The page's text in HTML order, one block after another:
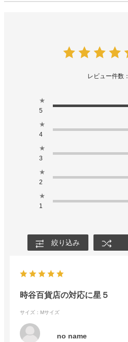
レビュー件数：
★
5
★
4
★
3
★
2
★
1
絞り込み
時谷百貨店の対応に星５
サイズ：Mサイズ
no name